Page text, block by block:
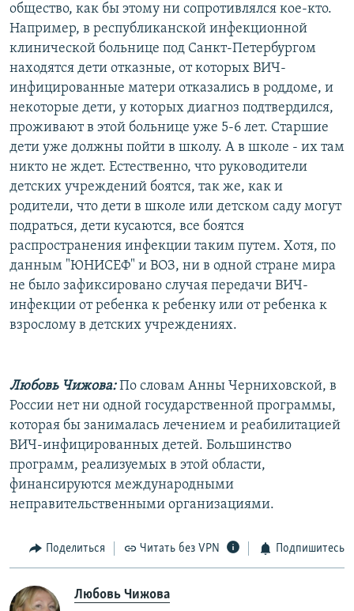
общество, как бы этому ни сопротивлялся кое-кто.
Например, в республиканской инфекционной
клинической больнице под Санкт-Петербургом
находятся дети отказные, от которых ВИЧ-
инфицированные матери отказались в роддоме, и
некоторые дети, у которых диагноз подтвердился,
проживают в этой больнице уже 5-6 лет. Старшие
дети уже должны пойти в школу. А в школе - их там
никто не ждет. Естественно, что руководители
детских учреждений боятся, так же, как и
родители, что дети в школе или детском саду могут
подраться, дети кусаются, все боятся
распространения инфекции таким путем. Хотя, по
данным "ЮНИСЕФ" и ВОЗ, ни в одной стране мира
не было зафиксировано случая передачи ВИЧ-
инфекции от ребенка к ребенку или от ребенка к
взрослому в детских учреждениях.
Любовь Чижова:По словам Анны Черниховской, в
России нет ни одной государственной программы,
которая бы занималась лечением и реабилитацией
ВИЧ-инфицированных детей. Большинство
программ, реализуемых в этой области,
финансируются международными
неправительственными организациями.
Поделиться Читать без VPN Подпишитесь
Любовь Чижова